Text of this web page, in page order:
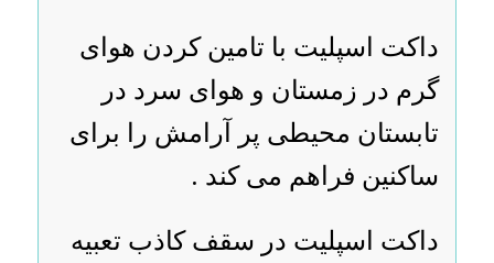
داکت اسپلیت با تامین کردن هوای
گرم در زمستان و هوای سرد در
تابستان محیطی پر آرامش را برای
ساکنین فراهم می کند .
داکت اسپلیت در سقف کاذب تعبیه